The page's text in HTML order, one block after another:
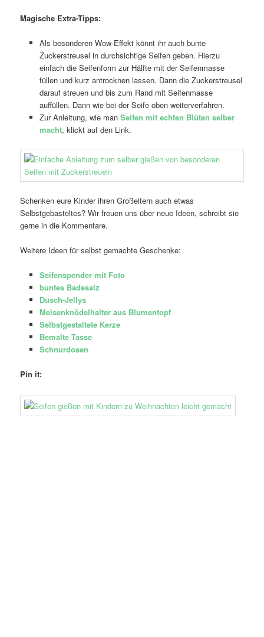
Magische Extra-Tipps:
Als besonderen Wow-Effekt könnt ihr auch bunte
Zuckerstreusel in durchsichtige Seifen geben. Hierzu
einfach die Seifenform zur Hälfte mit der Seifenmasse
füllen und kurz antrocknen lassen. Dann die Zuckerstreusel
darauf streuen und bis zum Rand mit Seifenmasse
auffüllen. Dann wie bei der Seife oben weiterverfahren.
Zur Anleitung, wie man Seifen mit echten Blüten selber
macht, klickt auf den Link.
Schenken eure Kinder ihren Großeltern auch etwas
Selbstgebasteltes? Wir freuen uns über neue Ideen, schreibt sie
gerne in die Kommentare.
Weitere Ideen für selbst gemachte Geschenke:
Seifenspender mit Foto
buntes Badesalz
Dusch-Jellys
Meisenknödelhalter aus Blumentopf
Selbstgestaltete Kerze
Bemalte Tasse
Schnurdosen
Pin it: